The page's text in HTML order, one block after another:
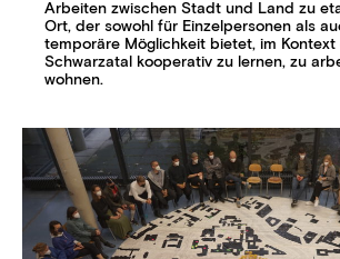
Arbeiten zwischen Stadt und Land zu
Ort, der sowohl für Einzelpersonen als
temporäre Möglichkeit bietet, im
Schwarzatal kooperativ zu lernen, zu
wohnen.